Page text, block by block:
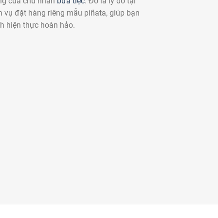
vụ đặt hàng riêng mẫu piñata, giúp bạn
hiện thực hoàn hảo.